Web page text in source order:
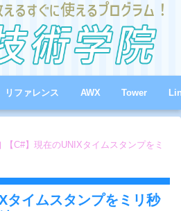
リファレンス AWX Tower
【C#】現在のUNIXタイムスタンプをミ
タイムスタンプをミリ秒